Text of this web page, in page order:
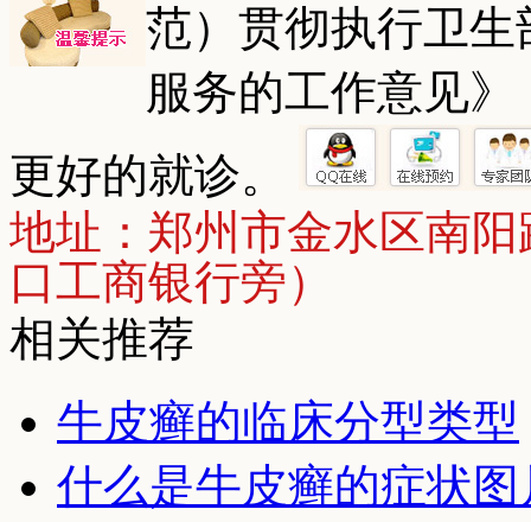
范）贯彻执行卫
服务的工作意见
更好的就诊。
地址：郑州市金水区南
口工商银行旁）
相关推荐
牛皮癣的临床分型类型
什么是牛皮癣的症状图